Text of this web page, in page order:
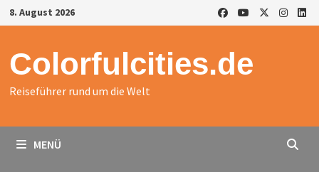
Zurück
zum
8. August 2026
Colorfulcities.de
Reiseführer rund um die Welt
MENÜ